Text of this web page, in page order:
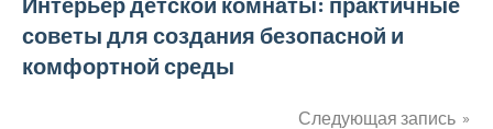
Навигация
по
советы для создания безопасной и
комфортной среды
Следующая запись